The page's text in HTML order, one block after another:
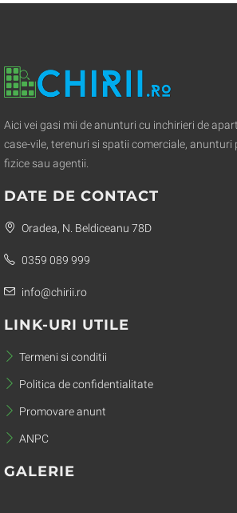
Aici vei gasi mii de anunturi cu inchirieri de
case-vile, terenuri si spatii comerciale, anunturi
fizice sau agentii.
DATE DE CONTACT
Oradea, N. Beldiceanu 78D
0359 089 999
info@chirii.ro
LINK-URI UTILE
Termeni si conditii
Politica de confidentialitate
Promovare anunt
ANPC
GALERIE